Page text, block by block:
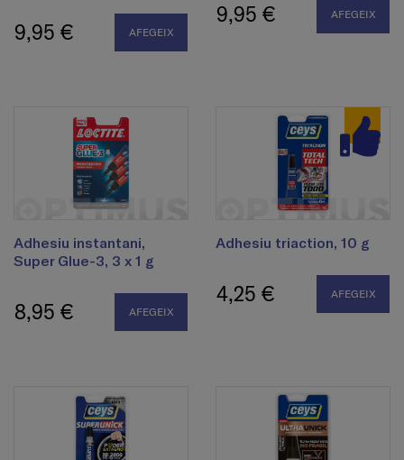
9,95 € AFEGEIX
9,95 € AFEGEIX
Adhesiu instantani,
Super Glue-3, 3 x 1 g
8,95 € AFEGEIX
Adhesiu triaction, 10 g
4,25 € AFEGEIX